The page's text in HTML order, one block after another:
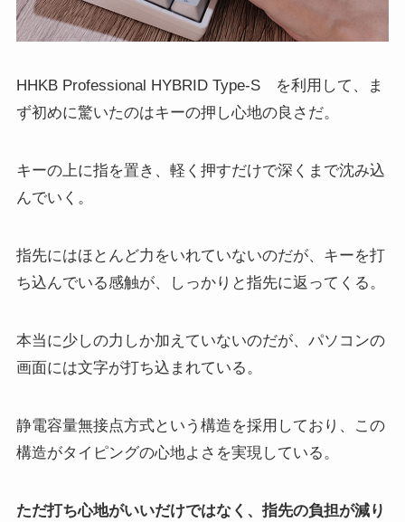
HHKB Professional HYBRID Type-S を利用して、ま
ず初めに驚いたのはキーの押し心地の良さだ。
キーの上に指を置き、軽く押すだけで深くまで沈み込
んでいく。
指先にはほとんど力をいれていないのだが、キーを打
ち込んでいる感触が、しっかりと指先に返ってくる。
本当に少しの力しか加えていないのだが、パソコンの
画面には文字が打ち込まれている。
静電容量無接点方式という構造を採用しており、この
構造がタイピングの心地よさを実現している。
ただ打ち心地がいいだけではなく、指先の負担が減り